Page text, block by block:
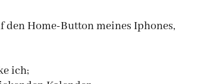
den Home-Button meines Iphones,
ich;